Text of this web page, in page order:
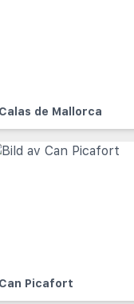
Calas de Mallorca
Can Picafort